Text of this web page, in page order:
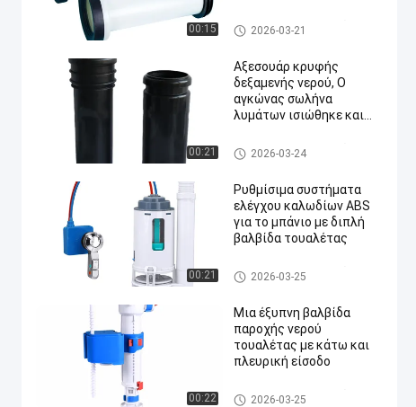
00:15
σωλήνες παροχής νερού,
σωλήνες ευθείας
αποχέτευσης
Εφοδιασμοί δεξαμενών τουα
λέτας
2026-03-21
00:21
Αξεσουάρ κρυφής
δεξαμενής νερού, Ο
αγκώνας σωλήνα
λυμάτων ισιώθηκε και
D90 σε 110
αντικαταστάθηκε για
και στη συνέχεια
χρησιμοποιήθηκε
σωλήνας 90 σε 90 HPDE.
Εφοδιασμοί δεξαμενών τουα
λέτας
2026-03-24
00:21
Ρυθμίσιμα συστήματα
ελέγχου καλωδίων ABS
για το μπάνιο με διπλή
βαλβίδα τουαλέτας
Εφοδιασμοί δεξαμενών τουα
λέτας
2026-03-25
00:22
Μια έξυπνη βαλβίδα
παροχής νερού
τουαλέτας με κάτω και
πλευρική είσοδο
Εφοδιασμοί δεξαμενών τουα
2026-03-25